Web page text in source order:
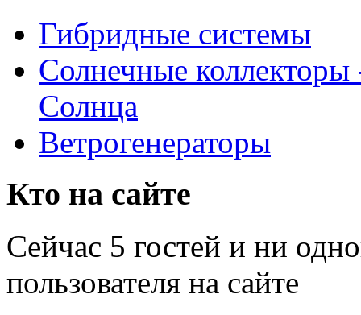
Гибридные системы
Солнечные коллекторы
Солнца
Ветрогенераторы
Кто на сайте
Сейчас 5 гостей и ни
пользователя на сайте